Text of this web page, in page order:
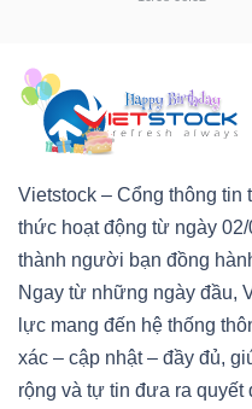
Vietstock – Cổng thông tin
thức hoạt động từ ngày
thành người bạn đồng
Ngay từ những ngày đầu,
lực mang đến hệ thống
xác – cập nhật – đầy đủ,
rộng và tự tin đưa ra quyết